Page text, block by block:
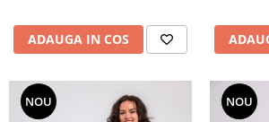
ADAUGA IN COS
NOU NOU